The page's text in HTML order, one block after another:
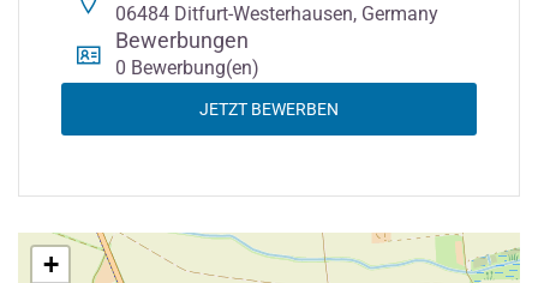
06484 Ditfurt-Westerhausen, Germany
Bewerbungen
0 Bewerbung(en)
JETZT BEWERBEN
+